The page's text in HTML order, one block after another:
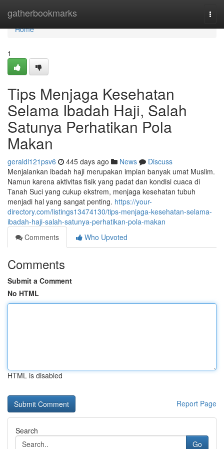
gatherbookmarks
Home
Home
1
Tips Menjaga Kesehatan
Selama Ibadah Haji, Salah
Satunya Perhatikan Pola
Makan
geraldl121psv6 445 days ago News
Discuss
Menjalankan ibadah haji merupakan impian banyak umat Muslim.
Namun karena aktivitas fisik yang padat dan kondisi cuaca di
Tanah Suci yang cukup ekstrem, menjaga kesehatan tubuh
menjadi hal yang sangat penting. https://your-
directory.com/listings13474130/tips-menjaga-kesehatan-selama-
ibadah-haji-salah-satunya-perhatikan-pola-makan
Comments
Who Upvoted
Comments
Submit a Comment
No HTML
HTML is disabled
Report Page
Search
Go